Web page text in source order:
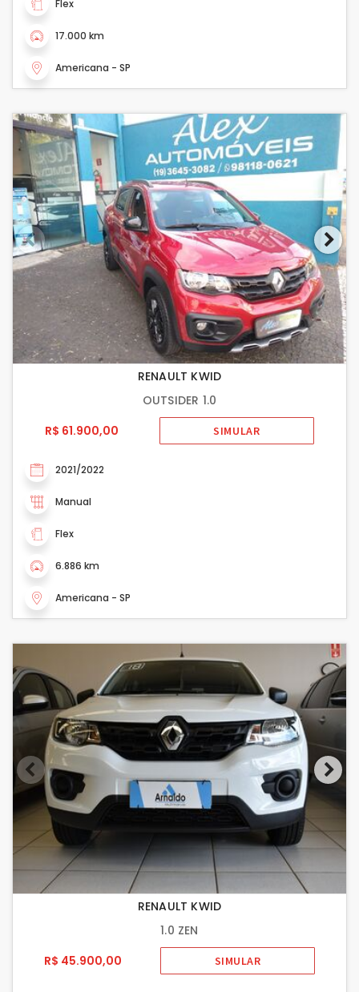
Flex
17.000 km
Americana - SP
RENAULT KWID
OUTSIDER 1.0
R$ 61.900,00
SIMULAR
2021/2022
Manual
Flex
6.886 km
Americana - SP
RENAULT KWID
1.0 ZEN
R$ 45.900,00
SIMULAR